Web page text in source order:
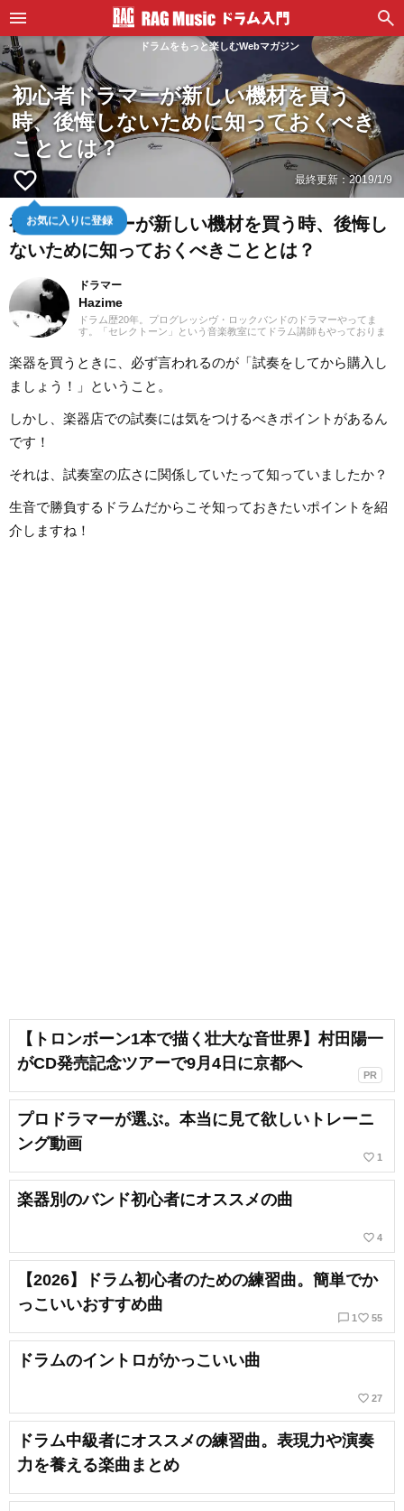
ドラムをもっと楽しむWebマガジン
初心者ドラマーが新しい機材を買う
時、後悔しないために知っておくべき
こととは？
favorite_border
お気に入りに登録
最終更新：2019/1/9
初心者ドラマーが新しい機材を買う時、後悔し
ないために知っておくべきこととは？
ドラマー
Hazime
ドラム歴20年。プログレッシヴ・ロックバンドのドラマーやってま
す。「セレクトーン」という音楽教室にてドラム講師もやっておりま
しさを広めていくことをモットーとしています。
楽器を買うときに、必ず言われるのが「試奏をしてから購入し
ましょう！」ということ。
しかし、楽器店での試奏には気をつけるべきポイントがあるん
です！
それは、試奏室の広さに関係していたって知っていましたか？
生音で勝負するドラムだからこそ知っておきたいポイントを紹
介しますね！
【トロンボーン1本で描く壮大な音世界】村田陽一
がCD発売記念ツアーで9月4日に京都へ
PR
プロドラマーが選ぶ。本当に見て欲しいトレーニ
ング動画
favorite_border 1
楽器別のバンド初心者にオススメの曲
favorite_border 4
【2026】ドラム初心者のための練習曲。簡単でか
っこいいおすすめ曲
chat_bubble_outline 1 favorite_border 55
ドラムのイントロがかっこいい曲
favorite_border 27
ドラム中級者にオススメの練習曲。表現力や演奏
力を養える楽曲まとめ